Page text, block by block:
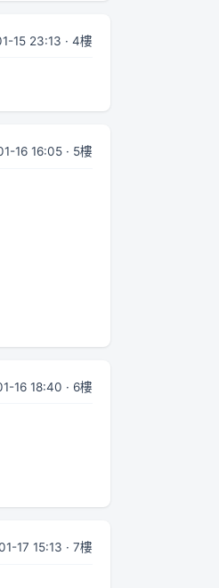
15 23:13 · 4樓
16 16:05 · 5樓
16 18:40 · 6樓
17 15:13 · 7樓